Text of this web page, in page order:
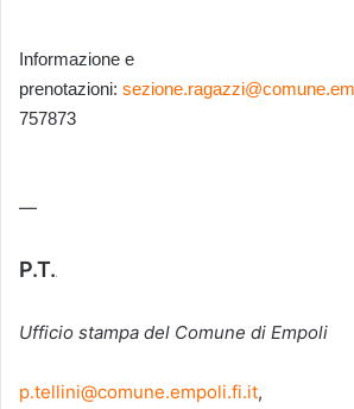
Informazione e
prenotazioni:
757873
—
P.T.
Ufficio stampa del Comune di Empoli
p.tellini@comune.empoli.fi.it,